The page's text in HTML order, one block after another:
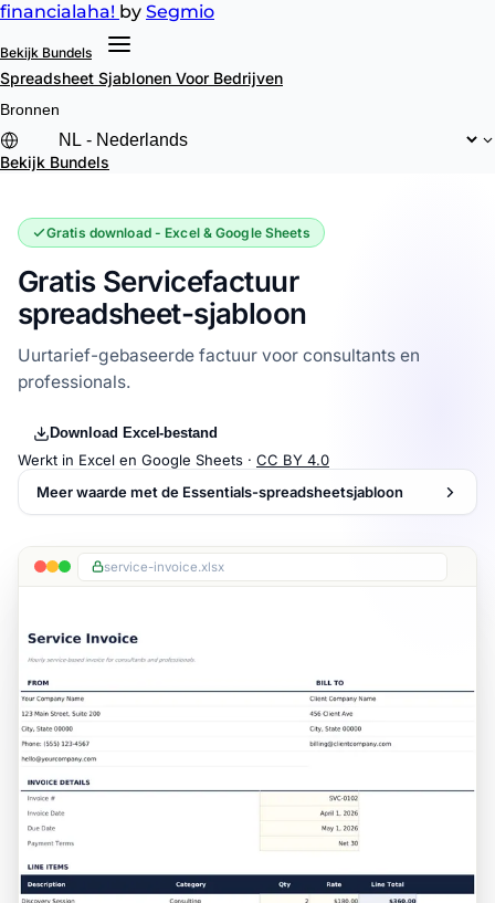
financialaha! by Segmio
Bekijk Bundels
Spreadsheet Sjablonen Voor Bedrijven
Bronnen
Bekijk Bundels
Gratis download - Excel & Google Sheets
Gratis Servicefactuur
spreadsheet-sjabloon
Uurtarief-gebaseerde factuur voor consultants en
professionals.
Download Excel-bestand
Werkt in Excel en Google Sheets · CC BY 4.0
Meer waarde met de Essentials-spreadsheetsjabloon
service-invoice.xlsx